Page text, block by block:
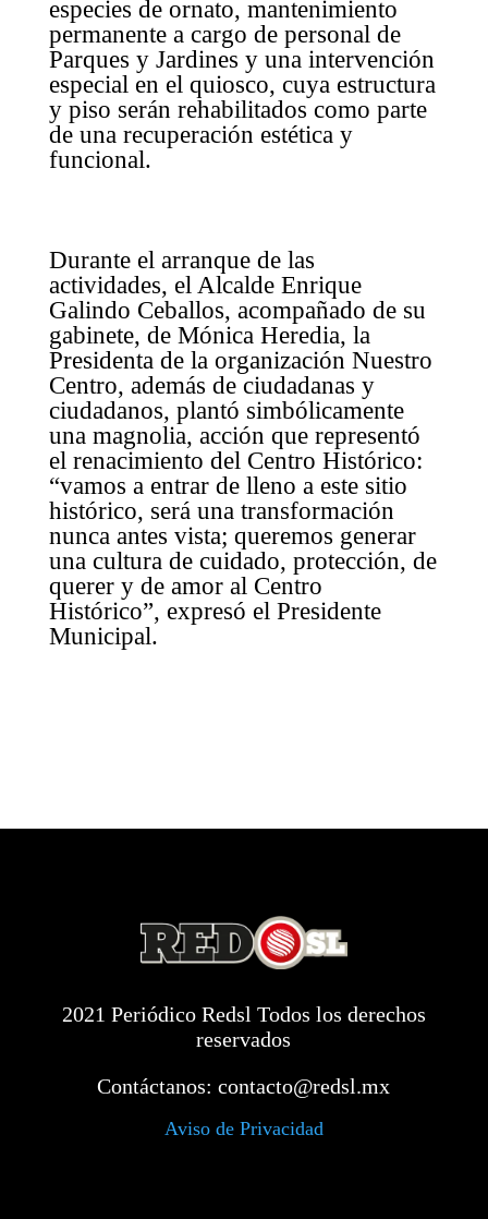
especies de ornato, mantenimiento
permanente a cargo de personal de
Parques y Jardines y una intervención
especial en el quiosco, cuya estructura
y piso serán rehabilitados como parte
de una recuperación estética y
funcional.
Durante el arranque de las
actividades, el Alcalde Enrique
Galindo Ceballos, acompañado de su
gabinete, de Mónica Heredia, la
Presidenta de la organización Nuestro
Centro, además de ciudadanas y
ciudadanos, plantó simbólicamente
una magnolia, acción que representó
el renacimiento del Centro Histórico:
“vamos a entrar de lleno a este sitio
histórico, será una transformación
nunca antes vista; queremos generar
una cultura de cuidado, protección, de
querer y de amor al Centro
Histórico”, expresó el Presidente
Municipal.
2021 Periódico Redsl Todos los derechos
reservados
Contáctanos:contacto@redsl.mx
Aviso de Privacidad